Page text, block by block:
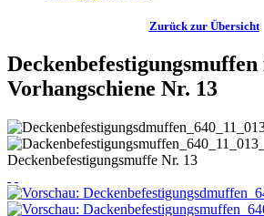
Zurück zur Übersicht
Vorhangschiene Nr. 13
Deckenbefestigungsmuffe Nr. 13